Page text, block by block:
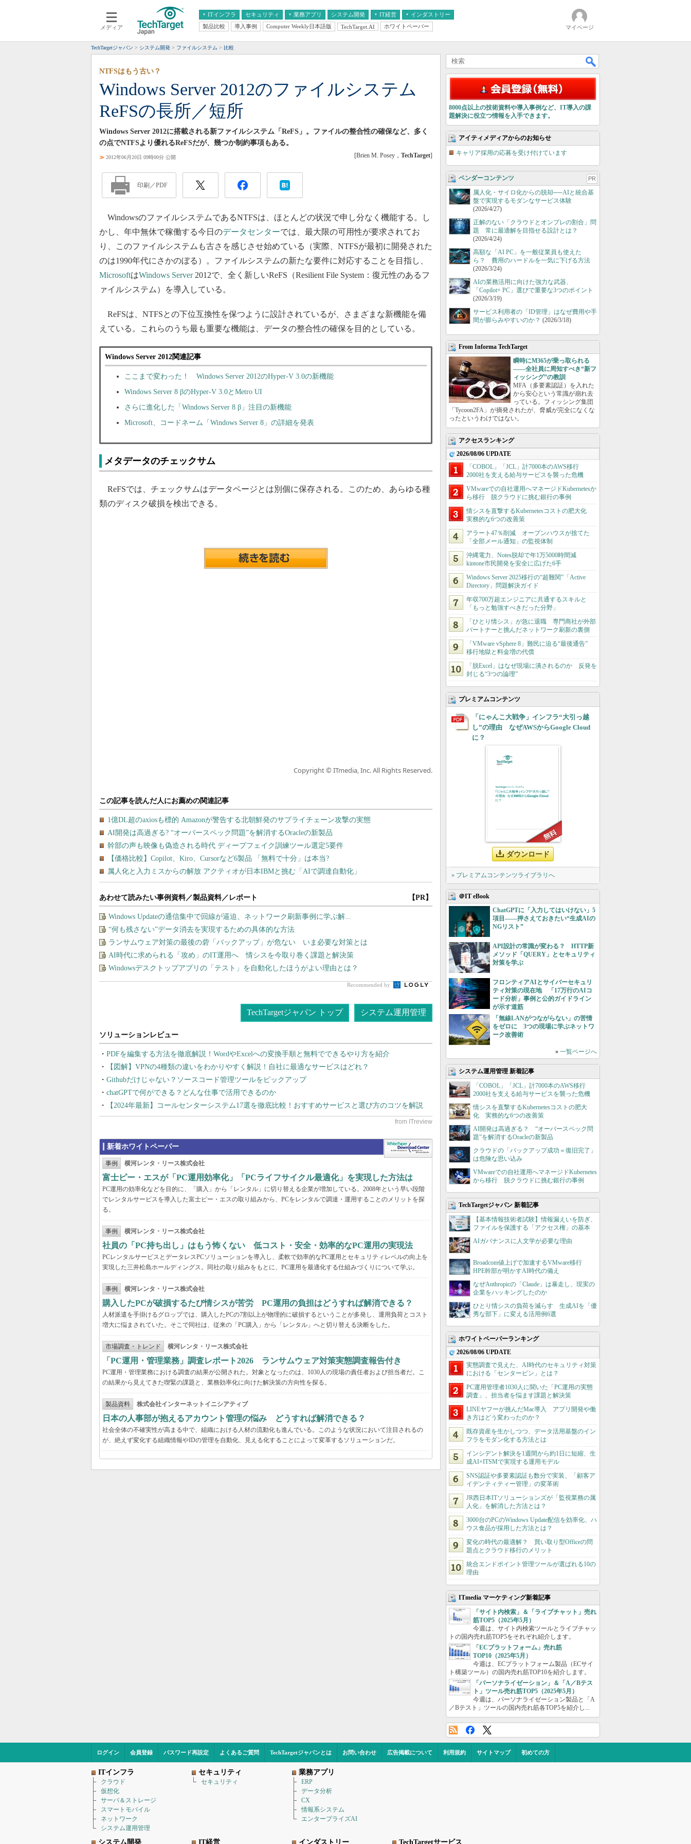
メディア
ITインフラ
クラウド
スマートモバイル
ネットワーク
システム運用管理
セキュリティ 業務アプリ
エンタープライズAI
ERP
情報系システム
システム開発 IT経営
経営とIT
インダストリー
医療IT
製品比較 導入事例 Computer Weekly日本語版 TechTarget.AI ホワイトペーパー マイページ
TechTargetジャパン システム開発 ファイルシステム 比較
Windows Server 2012のファイルシステム
ReFSの長所／短所
NTFSはもう古い？
Windows Server 2012に搭載される新ファイルシステム「ReFS」。ファイルの整合性の確保など、多く
の点でNTFSより優れるReFSだが、幾つか制約事項もある。
≫ 2012年06月20日 09時00分 公開 [Brien M. Posey， TechTarget]
印刷／PDF
WindowsのファイルシステムであるNTFSは、ほとんどの状況で申し分なく機能する。し
かし、年中無休で稼働する今日のデータセンターでは、最大限の可用性が要求されてお
り、このファイルシステムも古さを感じさせ始めている（実際、NTFSが最初に開発された
のは1990年代にさかのぼる）。ファイルシステムの新たな要件に対応することを目指し、
MicrosoftはWindows Server2012で、全く新しいReFS（Resilient File System：復元性のあるフ
ァイルシステム）を導入している。
ReFSは、NTFSとの下位互換性を保つように設計されているが、さまざまな新機能を備
えている。これらのうち最も重要な機能は、データの整合性の確保を目的としている。
Windows Server 2012関連記事
ここまで変わった！ Windows Server 2012のHyper-V 3.0の新機能
Windows Server 8 βのHyper-V 3.0とMetro UI
さらに進化した「Windows Server 8 β」注目の新機能
Microsoft、コードネーム「Windows Server 8」の詳細を発表
メタデータのチェックサム
ReFSでは、チェックサムはデータページとは別個に保存される。このため、あらゆる種
類のディスク破損を検出できる。
Copyright © ITmedia, Inc. All Rights Reserved.
あわせて読みたい事例資料／製品資料／レポート 【PR】
Windows Updateの通信集中で回線が逼迫、ネットワーク刷新事例に学ぶ解...
“何も残さない”データ消去を実現するための具体的な方法
ランサムウェア対策の最後の砦「バックアップ」が危ない いま必要な対策とは
AI時代に求められる「攻め」のIT運用へ 情シスを今取り巻く課題と解決策
Windowsデスクトップアプリの「テスト」を自動化したほうがよい理由とは？
Recommended by
TechTargetジャパン トップ システム運用管理
PDFを編集する方法を徹底解説！WordやExcelへの変換手順と無料でできるやり方を紹介
【図解】VPNの4種類の違いをわかりやすく解説！自社に最適なサービスはどれ？
Githubだけじゃない？ソースコード管理ツールをピックアップ
chatGPTで何ができる？どんな仕事で活用できるのか
【2024年最新】コールセンターシステム17選を徹底比較！おすすめサービスと選び方のコツを解説
新着ホワイトペーパー
事例 横河レンタ・リース株式会社
富士ピー・エスが「PC運用効率化」「PCライフサイクル最適化」を実現した方法は
PC運用の効率化などを目的に、「購入」から「レンタル」に切り替える企業が増加している。2008年という早い段階
でレンタルサービスを導入した富士ピー・エスの取り組みから、PCをレンタルで調達・運用することのメリットを探
る。
事例 横河レンタ・リース株式会社
社員の「PC持ち出し」はもう怖くない 低コスト・安全・効率的なPC運用の実現法
PCレンタルサービスとデータレスPCソリューションを導入し、柔軟で効率的なPC運用とセキュリティレベルの向上を
実現した三井松島ホールディングス。同社の取り組みをもとに、PC運用を最適化する仕組みづくりについて学ぶ。
事例 横河レンタ・リース株式会社
購入したPCが破損するたび情シスが苦労 PC運用の負担はどうすれば解消できる？
人材派遣を手掛けるグロップでは、購入したPCの7割以上が物理的に破損するということが多発し、運用負荷とコスト
増大に悩まされていた。そこで同社は、従来の「PC購入」から「レンタル」へと切り替える決断をした。
市場調査・トレンド 横河レンタ・リース株式会社
「PC運用・管理業務」調査レポート2026 ランサムウェア対策実態調査報告付き
PC運用・管理業務における調査の結果が公開された。対象となったのは、1030人の現場の責任者および担当者だ。こ
の結果から見えてきた喫緊の課題と、業務効率化に向けた解決策の方向性を探る。
製品資料 株式会社インターネットイニシアティブ
日本の人事部が抱えるアカウント管理の悩み どうすれば解消できる？
社会全体の不確実性が高まる中で、組織における人材の流動化も進んでいる。このような状況において注目されるの
が、絶えず変化する組織情報やIDの管理を自動化、見える化することによって変革するソリューションだ。
8000点以上の技術資料や導入事例など、IT導入の課
題解決に役立つ情報を入手できます。
アイティメディアからのお知らせ
キャリア採用の応募を受け付けています
ベンダーコンテンツ PR
属人化・サイロ化からの脱却──AIと統合基
盤で実現するモダンなサービス体験
(2026/4/27)
正解のない「クラウドとオンプレの割合」問
題 常に最適解を目指せる設計とは？
(2026/4/24)
高額な「AI PC」を一般従業員も使えた
ら？ 費用のハードルを一気に下げる方法
(2026/3/24)
AIの業務活用に向けた強力な武器、
「Copilot+ PC」選びで重要な3つのポイント
(2026/3/19)
サービス利用者の「ID管理」はなぜ費用や手
間が膨らみやすいのか？ (2026/3/18)
From Informa TechTarget
瞬時にM365が乗っ取られる
――全社員に周知すべき“新フ
ィッシング”の教訓
MFA（多要素認証）を入れた
から安心という常識が崩れ去
っている。フィッシング集団
「Tycoon2FA」が摘発されたが、脅威が完全になくな
ったというわけではない。
アクセスランキング
2026/08/06 UPDATE
「COBOL」「JCL」計7000本のAWS移行
2000社を支える給与サービスを襲った危機
VMwareでの自社運用へマネージドKubernetesか
ら移行 脱クラウドに挑む銀行の事例
情シスを直撃するKubernetesコストの肥大化
実務的な6つの改善策
アラート47％削減 オープンハウスが捨てた
「全部メール通知」の監視体制
沖縄電力、Notes脱却で年1万5000時間減
kintone市民開発を安全に広げた6手
Windows Server 2025移行の“超難関”「Active
Directory」問題解決ガイド
年収700万超エンジニアに共通するスキルと
「もっと勉強すべきだった分野」
「ひとり情シス」が急に退職 専門商社が外部
パートナーと挑んだネットワーク刷新の裏側
「VMware vSphere 8」難民に迫る“最後通告”
移行地獄と料金増の代償
「脱Excel」はなぜ現場に潰されるのか 反発を
封じる“3つの論理”
プレミアムコンテンツ
「にゃんこ大戦争」インフラ“大引っ越
し”の理由 なぜAWSからGoogle Cloud
に？
ダウンロード
» プレミアムコンテンツライブラリへ
＠IT eBook
ChatGPTに「入力してはいけない」5
項目――押さえておきたい“生成AIの
NGリスト”
API設計の常識が変わる？ HTTP新
メソッド「QUERY」とセキュリティ
対策を学ぶ
フロンティアAIとサイバーセキュリ
ティ対策の現在地 「17万行のAIコ
ード分析」事例と公的ガイドライン
が示す道筋
「無線LANがつながらない」の苦情
をゼロに 3つの現場に学ぶネットワ
ーク改善術
» 一覧ページへ
システム運用管理 新着記事
「COBOL」「JCL」計7000本のAWS移行
2000社を支える給与サービスを襲った危機
情シスを直撃するKubernetesコストの肥大
化 実務的な6つの改善策
AI開発は高過ぎる？ “オーバースペック問
題”を解消するOracleの新製品
クラウドの「バックアップ成功＝復旧完了」
は危険な思い込み
VMwareでの自社運用へマネージドKubernetes
から移行 脱クラウドに挑む銀行の事例
TechTargetジャパン 新着記事
【基本情報技術者試験】情報漏えいを防ぎ、
ファイルを保護する「アクセス権」の基本
AIガバナンスに人文学が必要な理由
Broadcom値上げで加速するVMware移行
HPE幹部が明かすAI時代の備え
なぜAnthropicの「Claude」は暴走し、現実の
企業をハッキングしたのか
ひとり情シスの負荷を減らす 生成AIを「優
秀な部下」に変える活用例6選
ホワイトペーパーランキング
2026/08/06 UPDATE
実態調査で見えた、AI時代のセキュリティ対策
における「センターピン」とは？
PC運用管理者1030人に聞いた「PC運用の実態
調査」、担当者を悩ます課題と解決策
LINEヤフーが挑んだMac導入 アプリ開発や働
き方はどう変わったのか？
既存資産を生かしつつ、データ活用基盤のイン
フラをモダン化する方法とは
インシデント解決を1週間から約1日に短縮、生
成AI×ITSMで実現する運用モデル
SNS認証や多要素認証も数分で実装、「顧客ア
イデンティティー管理」の変革術
JR西日本ITソリューションズが「監視業務の属
人化」を解消した方法とは？
3000台のPCのWindows Update配信を効率化、ハ
ウス食品が採用した方法とは？
変化の時代の最適解？ 買い取り型Officeの問
題点とクラウド移行のメリット
統合エンドポイント管理ツールが選ばれる10の
理由
ITmedia マーケティング新着記事
「サイト内検索」＆「ライブチャット」売れ
筋TOP5（2025年5月）
今週は、サイト内検索ツールとライブチャッ
トの国内売れ筋TOP5をそれぞれ紹介します。
「ECプラットフォーム」売れ筋
TOP10（2025年5月）
今週は、ECプラットフォーム製品（ECサイ
ト構築ツール）の国内売れ筋TOP10を紹介します。
「パーソナライゼーション」＆「A／Bテス
ト」ツール売れ筋TOP5（2025年5月）
今週は、パーソナライゼーション製品と「A
／Bテスト」ツールの国内売れ筋各TOP5を紹介し...
ログイン 会員登録 パスワード再設定 よくあるご質問 TechTargetジャパンとは お問い合わせ 広告掲載について 利用規約 サイトマップ 初めての方
ITインフラ
クラウド
仮想化
サーバ＆ストレージ
スマートモバイル
ネットワーク
システム運用管理
セキュリティ
セキュリティ
業務アプリ
ERP
データ分析
CX
情報系システム
エンタープライズAI
システム開発 IT経営 インダストリー TechTargetサービス